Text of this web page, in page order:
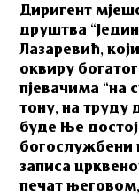
Диригент
друштва
Лазаревић,
оквиру
пјевачима
тону, на труду
буде Ње
богослужбени
записа
печат његовом,